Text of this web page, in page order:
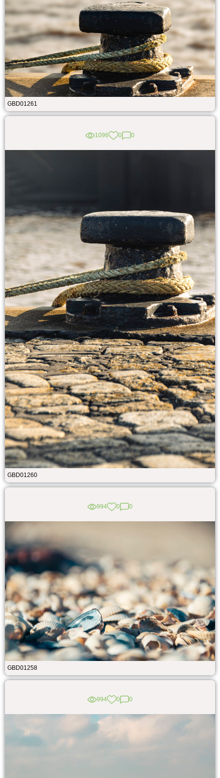
GBD01261
1096 0 0
GBD01260
994 0 0
GBD01258
994 0 0